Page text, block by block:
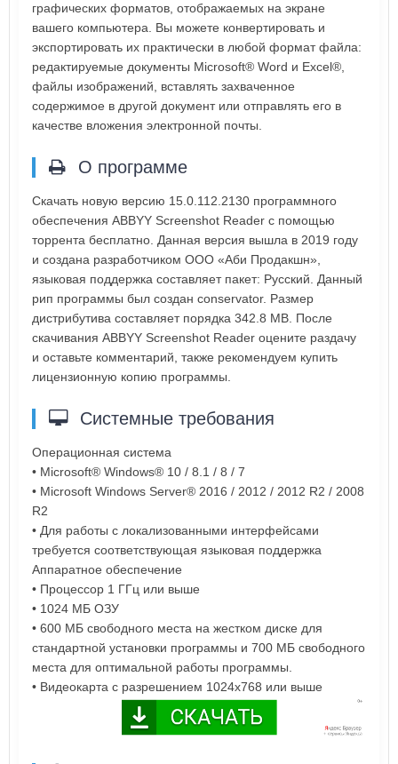
графических форматов, отображаемых на экране
вашего компьютера. Вы можете конвертировать и
экспортировать их практически в любой формат файла:
редактируемые документы Microsoft® Word и Excel®,
файлы изображений, вставлять захваченное
содержимое в другой документ или отправлять его в
качестве вложения электронной почты.
О программе
Скачать новую версию 15.0.112.2130 программного
обеспечения ABBYY Screenshot Reader с помощью
торрента бесплатно. Данная версия вышла в 2019 году
и создана разработчиком ООО «Аби Продакшн»,
языковая поддержка составляет пакет: Русский. Данный
рип программы был создан conservator. Размер
дистрибутива составляет порядка 342.8 MB. После
скачивания ABBYY Screenshot Reader оцените раздачу
и оставьте комментарий, также рекомендуем купить
лицензионную копию программы.
Системные требования
Операционная система
• Microsoft® Windows® 10 / 8.1 / 8 / 7
• Microsoft Windows Server® 2016 / 2012 / 2012 R2 / 2008
R2
• Для работы с локализованными интерфейсами
требуется соответствующая языковая поддержка
Аппаратное обеспечение
• Процессор 1 ГГц или выше
• 1024 МБ ОЗУ
• 600 МБ свободного места на жестком диске для
стандартной установки программы и 700 МБ свободного
места для оптимальной работы программы.
• Видеокарта с разрешением 1024x768 или выше